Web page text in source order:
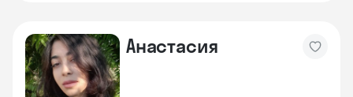
Анастасия